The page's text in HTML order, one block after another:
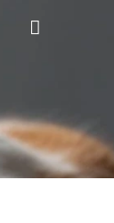
Přihlášení